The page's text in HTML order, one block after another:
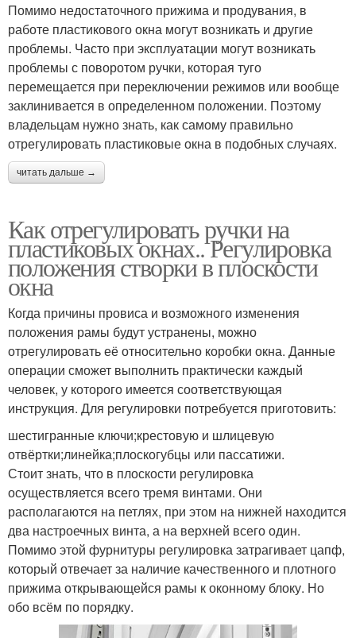
Помимо недостаточного прижима и продувания, в
работе пластикового окна могут возникать и другие
проблемы. Часто при эксплуатации могут возникать
проблемы с поворотом ручки, которая туго
перемещается при переключении режимов или вообще
заклинивается в определенном положении. Поэтому
владельцам нужно знать, как самому правильно
отрегулировать пластиковые окна в подобных случаях.
читать дальше →
Как отрегулировать ручки на
пластиковых окнах.. Регулировка
положения створки в плоскости
окна
Когда причины провиса и возможного изменения
положения рамы будут устранены, можно
отрегулировать её относительно коробки окна. Данные
операции сможет выполнить практически каждый
человек, у которого имеется соответствующая
инструкция. Для регулировки потребуется приготовить:
шестигранные ключи;крестовую и шлицевую
отвёртки;линейка;плоскогубцы или пассатижи.
Стоит знать, что в плоскости регулировка
осуществляется всего тремя винтами. Они
располагаются на петлях, при этом на нижней находится
два настроечных винта, а на верхней всего один.
Помимо этой фурнитуры регулировка затрагивает цапф,
который отвечает за наличие качественного и плотного
прижима открывающейся рамы к оконному блоку. Но
обо всём по порядку.